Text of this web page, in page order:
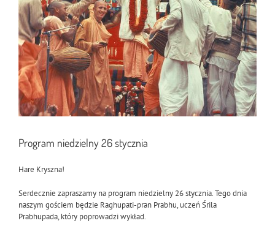
Program niedzielny 26 stycznia
Hare Kryszna!
Serdecznie zapraszamy na program niedzielny 26 stycznia. Tego dnia
naszym gościem będzie Raghupati-pran Prabhu, uczeń Śrila
Prabhupada, który poprowadzi wykład.